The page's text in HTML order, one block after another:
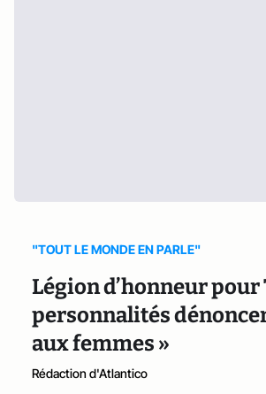
"TOUT LE MONDE EN PARLE"
Légion d’honneur
personnalités
aux femmes »
Rédaction d'Atlantico